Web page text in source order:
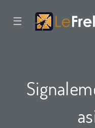
☰